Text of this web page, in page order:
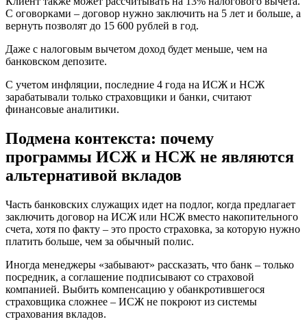
С оговорками – договор нужно заключить на 5 лет и больше, а
вернуть позволят до 15 600 рублей в год.
Даже с налоговым вычетом доход будет меньше, чем на
банковском депозите.
С учетом инфляции, последние 4 года на ИСЖ и НСЖ
зарабатывали только страховщики и банки, считают
финансовые аналитики.
Подмена контекста: почему
программы ИСЖ и НСЖ не являются
альтернативой вкладов
Часть банковских служащих идет на подлог, когда предлагает
заключить договор на ИСЖ или НСЖ вместо накопительного
счета, хотя по факту – это просто страховка, за которую нужно
платить больше, чем за обычный полис.
Иногда менеджеры «забывают» рассказать, что банк – только
посредник, а соглашение подписывают со страховой
компанией. Выбить компенсацию у обанкротившегося
страховщика сложнее – ИСЖ не покроют из системы
страхования вкладов.